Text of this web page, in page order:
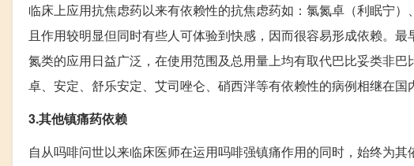
临床上应用抗焦虑药以来有依赖性的抗焦虑药如：氯氮卓（利眠宁
且作用较明显但同时有些人可体验到快感，因而很容易形成依赖。
氮类的应用日益广泛，在使用范围及总用量上均有取代巴比妥类非
卓、安定、舒乐安定、艾司唑仑、硝西泮等有依赖性的病例相继在国
3.其他镇痛药依赖
自从吗啡问世以来临床医师在运用吗啡强镇痛作用的同时，始终为